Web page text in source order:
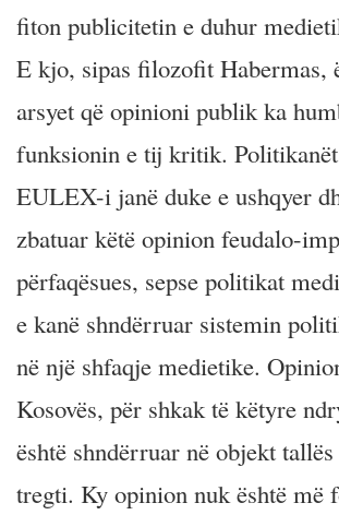
fiton publicitetin e duhur
E kjo, sipas filozofit Habermas,
arsyet që opinioni publik ka
funksionin e tij kritik.
EULEX-i janë duke e ushqyer
zbatuar këtë opinion feudalo-
përfaqësues, sepse politikat
e kanë shndërruar sistemin
në një shfaqje medietike.
Kosovës, për shkak të këtyre
është shndërruar në objekt
tregti. Ky opinion nuk është më